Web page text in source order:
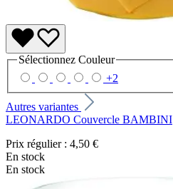
Sélectionnez Couleur
+2
Autres variantes
LEONARDO Couvercle BAMBINI
Prix régulier : 4,50 €
En stock
En stock